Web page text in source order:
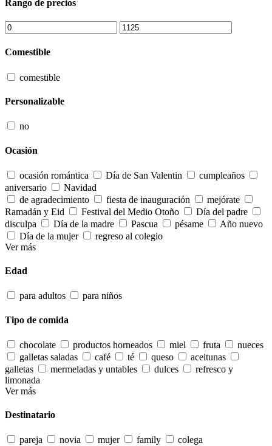
Rango de precios
Comestible
comestible
Personalizable
no
Ocasión
ocasión romántica Día de San Valentin
cumpleaños
aniversario
Navidad
de agradecimiento
fiesta de inauguración
mejórate
Ramadán y Eid
Festival del Medio Otoño
Día del padre
disculpa
Día de la madre Pascua pésame
Año nuevo
Día de la mujer
regreso al colegio
Ver más
Edad
para adultos para niños
Tipo de comida
chocolate productos horneados miel fruta
nueces
galletas saladas
café té queso
aceitunas
galletas
mermeladas y untables dulces
refresco y
limonada
Ver más
Destinatario
pareja novia mujer family
colega